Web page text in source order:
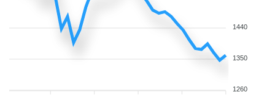
1440
1350
1260